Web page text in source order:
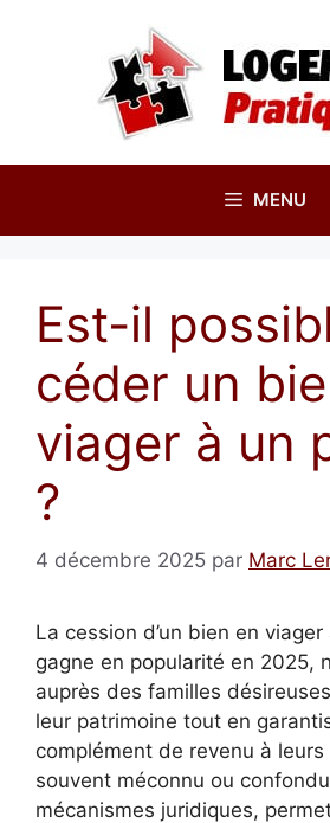
MENU
Est-il
céder un
viager à un
?
4 décembre 2025 par Marc
La cession d’un bien en
gagne en popularité en 2025,
auprès des familles
leur patrimoine tout en
complément de revenu à leurs
souvent méconnu ou
mécanismes juridiques,